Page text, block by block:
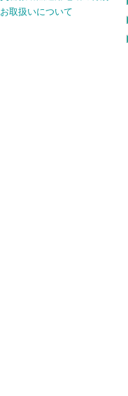
お取扱いについて